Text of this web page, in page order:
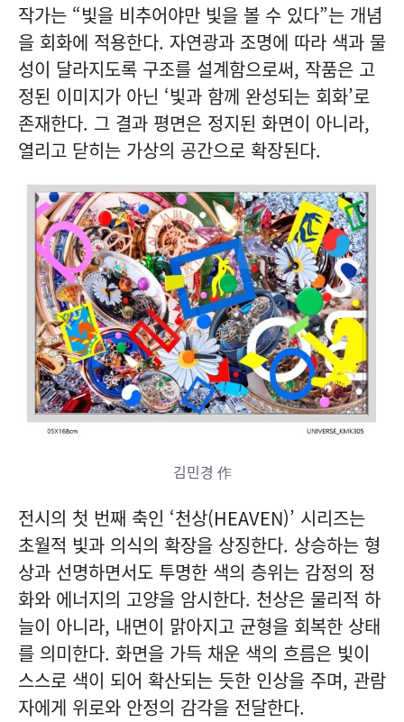
작가는 “빛을 비추어야만 빛을 볼 수 있다”는 개념
을 회화에 적용한다. 자연광과 조명에 따라 색과 물
성이 달라지도록 구조를 설계함으로써, 작품은 고
정된 이미지가 아닌 ‘빛과 함께 완성되는 회화’로
존재한다. 그 결과 평면은 정지된 화면이 아니라,
열리고 닫히는 가상의 공간으로 확장된다.
김민경 作
전시의 첫 번째 축인 ‘천상(HEAVEN)’ 시리즈는
초월적 빛과 의식의 확장을 상징한다. 상승하는 형
상과 선명하면서도 투명한 색의 층위는 감정의 정
화와 에너지의 고양을 암시한다. 천상은 물리적 하
늘이 아니라, 내면이 맑아지고 균형을 회복한 상태
를 의미한다. 화면을 가득 채운 색의 흐름은 빛이
스스로 색이 되어 확산되는 듯한 인상을 주며, 관람
자에게 위로와 안정의 감각을 전달한다.